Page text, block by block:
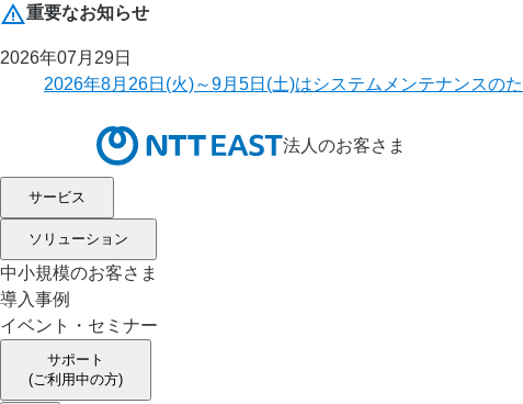
重要なお知らせ
2026年07月29日
2026年8月26日(火)～9月5日(土)はシステムメンテナンスの
法人のお客さま
サービス
ソリューション
中小規模のお客さま
導入事例
イベント・セミナー
サポート
(ご利用中の方)